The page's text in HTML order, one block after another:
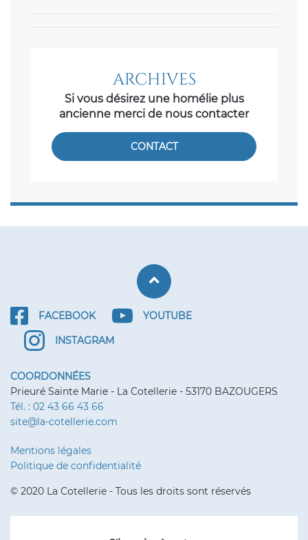
ARCHIVES
Si vous désirez une homélie plus
ancienne merci de nous contacter
CONTACT
Retour haut de
FACEBOOK
YOUTUBE
INSTAGRAM
COORDONNÉES
Prieuré Sainte Marie - La Cotellerie - 53170 BAZOUGERS
Tél. : 02 43 66 43 66
site@la-cotellerie.com
Mentions légales
Politique de confidentialité
© 2020 La Cotellerie - Tous les droits sont réservés